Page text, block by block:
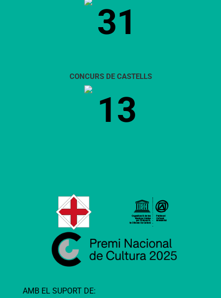
31
CONCURS DE CASTELLS
13
AMB EL SUPORT DE: